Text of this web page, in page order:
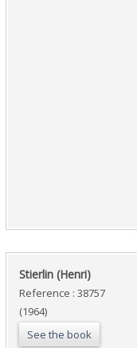
‎Stierlin (Henri)‎
Reference : 38757
(1964)
See the book